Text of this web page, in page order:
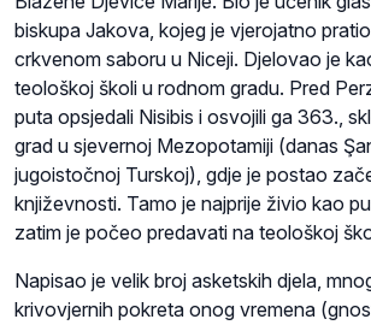
biskupa Jakova, kojeg je vjerojatno
crkvenom saboru u Niceji. Djelovao je
teološkoj školi u rodnom gradu. Pred
puta opsjedali Nisibis i osvojili ga 363.,
grad u sjevernoj Mezopotamiji (danas
jugoistočnoj Turskoj), gdje je postao
književnosti. Tamo je najprije živio kao
zatim je počeo predavati na teološkoj
Napisao je velik broj asketskih djela,
krivovjernih pokreta onog vremena